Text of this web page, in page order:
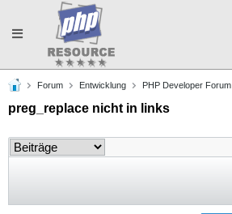
Toggle
navigation
Forum Entwicklung PHP Developer Forum
preg_replace nicht in links